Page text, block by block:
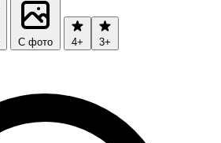
С фото 4+ 3+